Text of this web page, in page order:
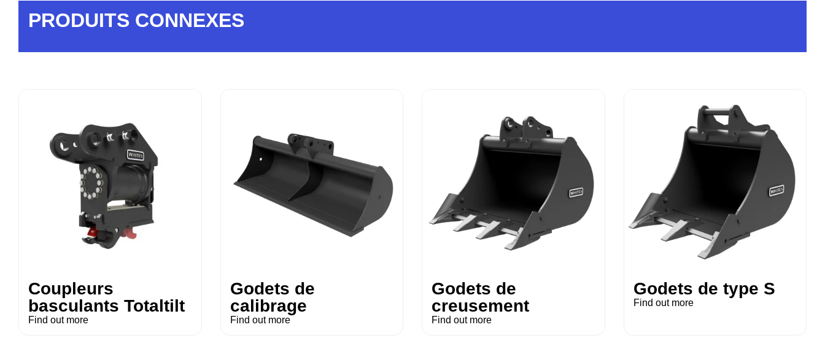
PRODUITS CONNEXES
Coupleurs
basculants Totaltilt
Find out more
Godets de
calibrage
Find out more
Godets de
creusement
Find out more
Godets de type S
Find out more